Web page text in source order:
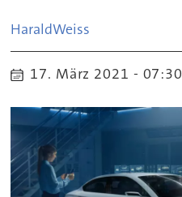
HaraldWeiss
17. März 2021 - 07:30